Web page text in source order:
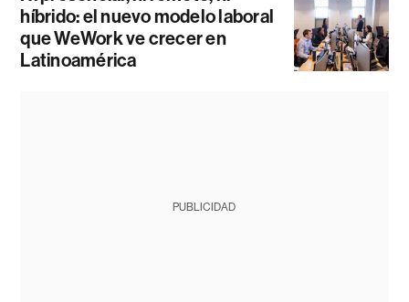
híbrido: el nuevo modelo laboral
que WeWork ve crecer en
Latinoamérica
PUBLICIDAD